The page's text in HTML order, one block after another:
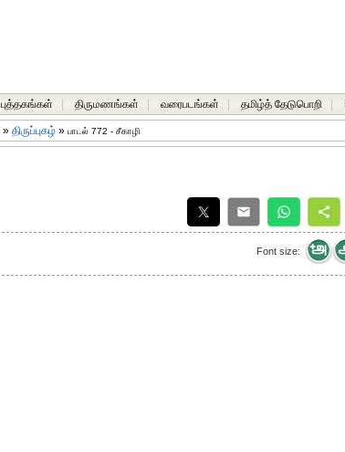
புத்தகங்கள் திருமணங்கள் வரைபடங்கள் தமிழ்த் தேடுபொறி
» திருப்புகழ் » பாடல் 772 - சீகாழி
Font size: